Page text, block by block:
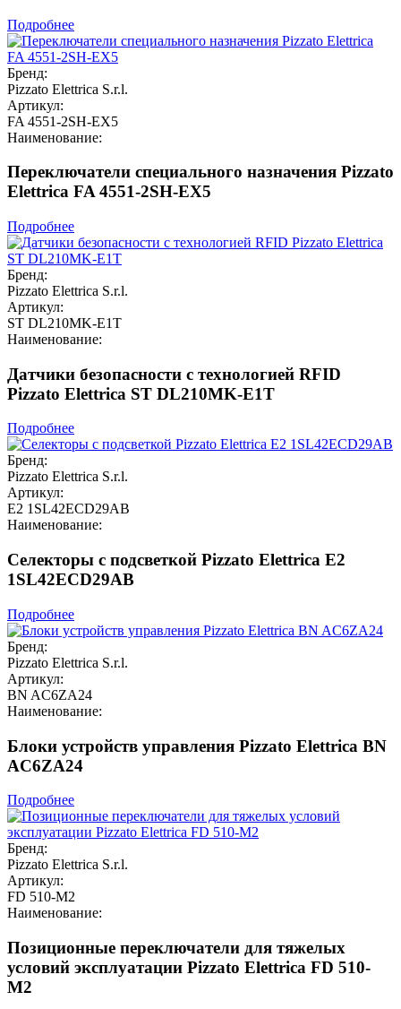
Подробнее
Бренд:
Pizzato Elettrica S.r.l.
Артикул:
FA 4551-2SH-EX5
Наименование:
Переключатели специального назначения Pizzato
Elettrica FA 4551-2SH-EX5
Подробнее
Бренд:
Pizzato Elettrica S.r.l.
Артикул:
ST DL210MK-E1T
Наименование:
Датчики безопасности с технологией RFID
Pizzato Elettrica ST DL210MK-E1T
Подробнее
Бренд:
Pizzato Elettrica S.r.l.
Артикул:
E2 1SL42ECD29AB
Наименование:
Селекторы с подсветкой Pizzato Elettrica E2
1SL42ECD29AB
Подробнее
Бренд:
Pizzato Elettrica S.r.l.
Артикул:
BN AC6ZA24
Наименование:
Блоки устройств управления Pizzato Elettrica BN
AC6ZA24
Подробнее
Бренд:
Pizzato Elettrica S.r.l.
Артикул:
FD 510-M2
Наименование:
Позиционные переключатели для тяжелых
условий эксплуатации Pizzato Elettrica FD 510-
M2